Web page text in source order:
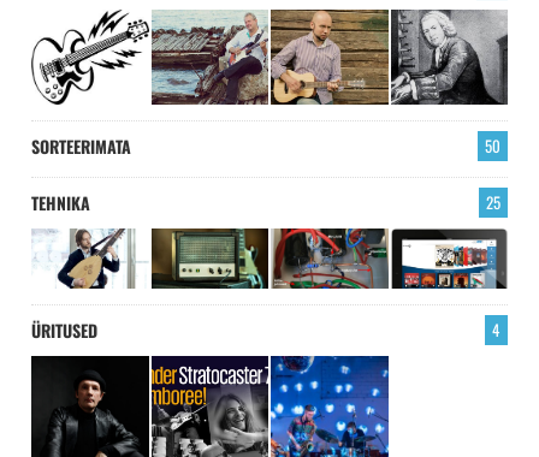
SORTEERIMATA 50
TEHNIKA 25
ÜRITUSED 4